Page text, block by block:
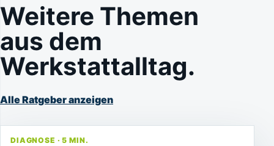
Weitere Themen
aus dem
Werkstattalltag.
Alle Ratgeber anzeigen
DIAGNOSE · 5 MIN.